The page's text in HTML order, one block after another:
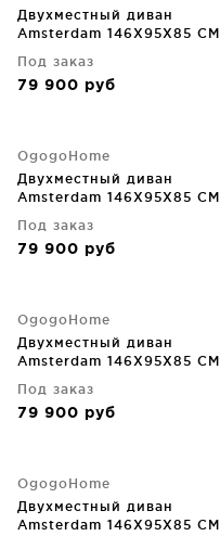
Двухместный диван
Amsterdam 146X95X85 CM
Под заказ
79 900 руб
OgogoHome
Двухместный диван
Amsterdam 146X95X85 CM
Под заказ
79 900 руб
OgogoHome
Двухместный диван
Amsterdam 146X95X85 CM
Под заказ
79 900 руб
OgogoHome
Двухместный диван
Amsterdam 146X95X85 CM